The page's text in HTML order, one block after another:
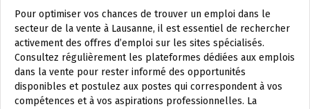
Pour optimiser vos chances de trouver un emploi dans le
secteur de la vente à Lausanne, il est essentiel de rechercher
activement des offres d’emploi sur les sites spécialisés.
Consultez régulièrement les plateformes dédiées aux emplois
dans la vente pour rester informé des opportunités
disponibles et postulez aux postes qui correspondent à vos
compétences et à vos aspirations professionnelles. La